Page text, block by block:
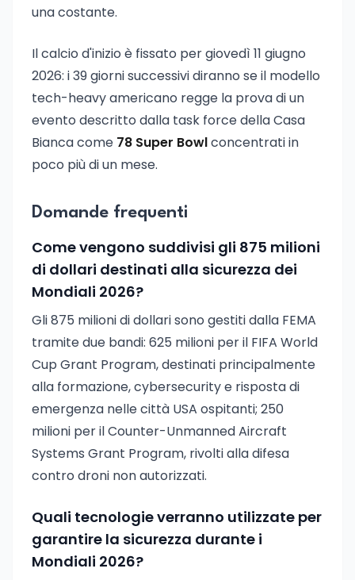
una costante.
Il calcio d'inizio è fissato per giovedì 11 giugno
2026: i 39 giorni successivi diranno se il modello
tech-heavy americano regge la prova di un
evento descritto dalla task force della Casa
Bianca come 78 Super Bowlconcentrati in
poco più di un mese.
Domande frequenti
Come vengono suddivisi gli 875 milioni
di dollari destinati alla sicurezza dei
Mondiali 2026?
Gli 875 milioni di dollari sono gestiti dalla FEMA
tramite due bandi: 625 milioni per il FIFA World
Cup Grant Program, destinati principalmente
alla formazione, cybersecurity e risposta di
emergenza nelle città USA ospitanti; 250
milioni per il Counter-Unmanned Aircraft
Systems Grant Program, rivolti alla difesa
contro droni non autorizzati.
Quali tecnologie verranno utilizzate per
garantire la sicurezza durante i
Mondiali 2026?